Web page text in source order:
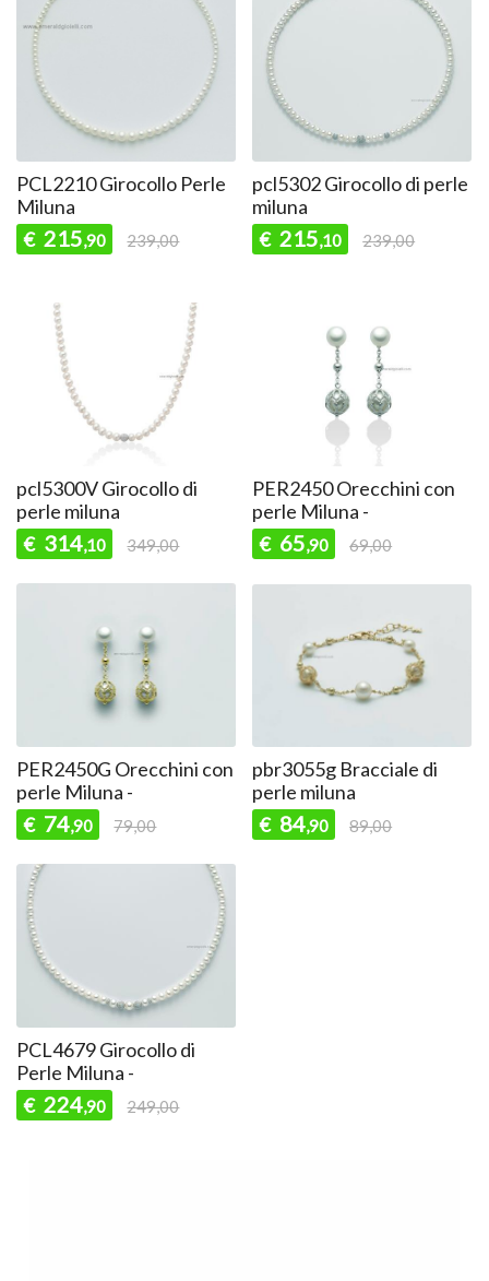
PCL2210 Girocollo Perle
Miluna
€ 215,90 239,00
pcl5302 Girocollo di perle
miluna
€ 215,10 239,00
pcl5300V Girocollo di
perle miluna
€ 314,10 349,00
PER2450 Orecchini con
perle Miluna -
€ 65,90 69,00
PER2450G Orecchini con
perle Miluna -
€ 74,90 79,00
pbr3055g Bracciale di
perle miluna
€ 84,90 89,00
PCL4679 Girocollo di
Perle Miluna -
€ 224,90 249,00